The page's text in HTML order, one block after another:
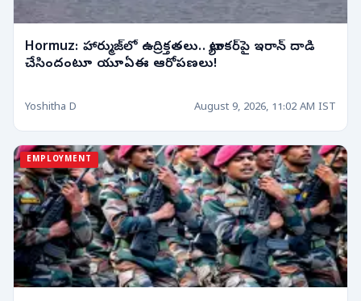
Hormuz: హార్ముజ్‌లో ఉద్రిక్తతలు.. ట్యాంకర్‌పై ఇరాన్ దాడి
చేసిందంటూ యూఏఈ ఆరోపణలు!
Yoshitha D August 9, 2026, 11:02 AM IST
EMPLOYMENT